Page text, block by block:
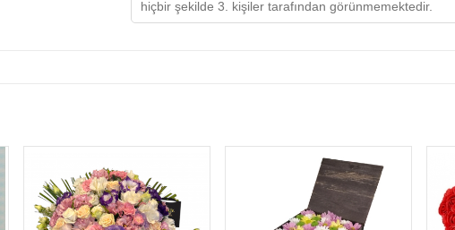
hiçbir şekilde 3. kişiler tarafından görünmemektedir.